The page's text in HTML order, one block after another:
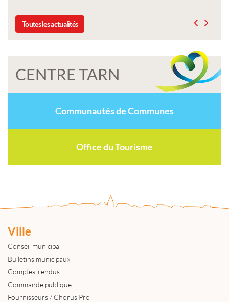
Toutes les actualités
CENTRE TARN
Communautés de Communes
Office du Tourisme
Ville
Conseil municipal
Bulletins municipaux
Comptes-rendus
Commande publique
Fournisseurs / Chorus Pro